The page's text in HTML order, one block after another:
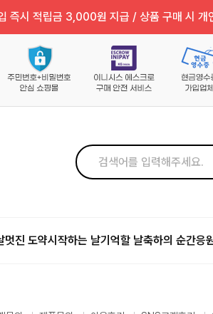
즉시 적립금 3,000원 지급 / 상품 구매 시
멋진 도약시작하는 날기억할 날축하의 순간응